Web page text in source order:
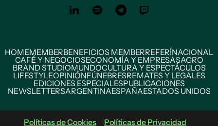
HOMEMEMBERBENEFICIOS MEMBERREFERÍNACIONAL
CAFÉ Y NEGOCIOSECONOMÍA Y EMPRESASAGRO
BRAND STUDIOMUNDOCULTURA Y ESPECTÁCULOS
LIFESTYLEOPINIÓNFÚNEBRESREMATES Y LEGALES
EDICIONES ESPECIALESPUBLICACIONES
NEWSLETTERSARGENTINAESPAÑAESTADOS UNIDOS
Políticas de Cookies Políticas de Privacidad